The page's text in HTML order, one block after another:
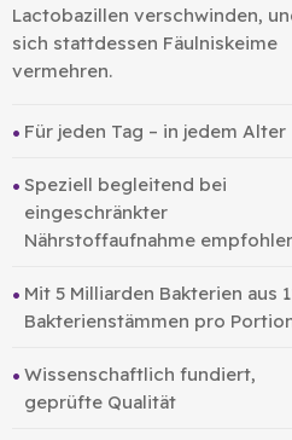
Lactobazillen verschwinden,
sich stattdessen Fäulniskeime
vermehren.
Für jeden Tag – in jedem Alter
Speziell begleitend bei
eingeschränkter
Nährstoffaufnahme
Mit 5 Milliarden Bakterien aus
Bakterienstämmen pro
Wissenschaftlich fundiert,
geprüfte Qualität